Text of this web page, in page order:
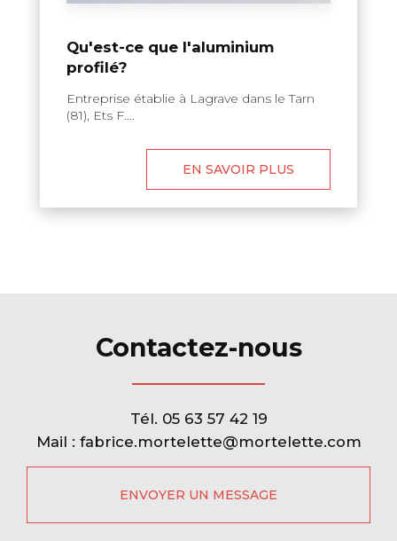
Qu'est-ce que l'aluminium
profilé?
Entreprise établie à Lagrave dans le Tarn
(81), Ets F....
EN SAVOIR PLUS
Contactez-nous
Tél. 05 63 57 42 19
Mail : fabrice.mortelette@mortelette.com
ENVOYER UN MESSAGE